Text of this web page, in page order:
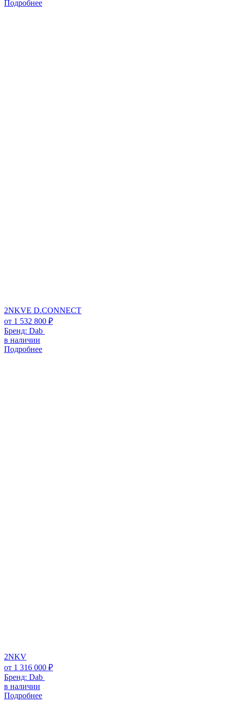
Подробнее
2NKVE D.CONNECT
от 1 532 800 ₽
Бренд: Dab
в наличии
Подробнее
2NKV
от 1 316 000 ₽
Бренд: Dab
в наличии
Подробнее